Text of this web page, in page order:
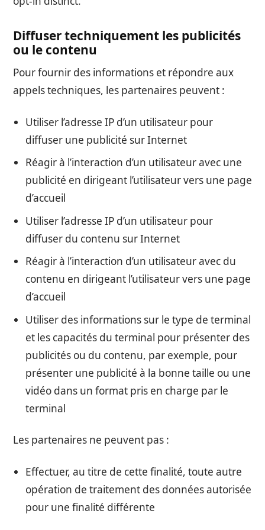
Diffuser techniquement les publicités
ou le contenu
Pour fournir des informations et répondre aux
appels techniques, les partenaires peuvent :
Utiliser l’adresse IP d’un utilisateur pour
diffuser une publicité sur Internet
Réagir à l’interaction d’un utilisateur avec une
publicité en dirigeant l’utilisateur vers une page
d’accueil
Utiliser l’adresse IP d’un utilisateur pour
diffuser du contenu sur Internet
Réagir à l’interaction d’un utilisateur avec du
contenu en dirigeant l’utilisateur vers une page
d’accueil
Utiliser des informations sur le type de terminal
et les capacités du terminal pour présenter des
publicités ou du contenu, par exemple, pour
présenter une publicité à la bonne taille ou une
vidéo dans un format pris en charge par le
terminal
Les partenaires ne peuvent pas :
Effectuer, au titre de cette finalité, toute autre
opération de traitement des données autorisée
pour une finalité différente